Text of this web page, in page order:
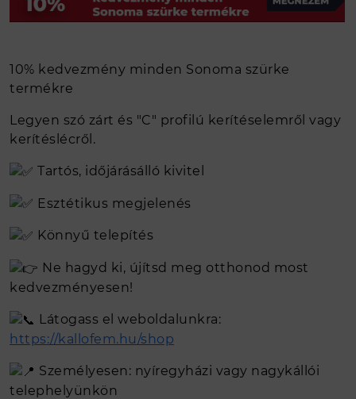
VISSZAHÍVÁS KÉRÉS
Kerítés
Trapézlemez
Cserepeslemez
Csatorna
Élhajlított elem
Zártszelvény
Kötőelemek, kiegészítők
Színes lemeztekercs, színes acél
tekercslemez és színes acél hasíték
Horganyzott lemeztekercs, horganyzott
tekercslemez acél hasíték készletről
azonnal
10% kedvezmény minden Sonoma szürke
termékre
Legyen szó zárt és "C" profilú kerítéselemről vagy
kerítéslécről.
Tartós, időjárásálló kivitel
Esztétikus megjelenés
Könnyű telepítés
Ne hagyd ki, újítsd meg otthonod most
kedvezményesen!
Látogass el weboldalunkra:
https://kallofem.hu/shop
Személyesen: nyíregyházi vagy nagykállói
telephelyünkön